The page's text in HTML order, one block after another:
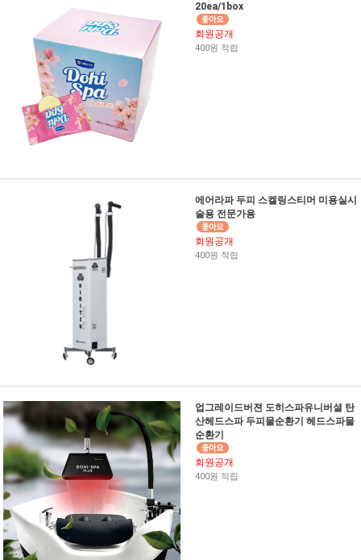
20ea/1box
회원공개
400원 적립
에어라파 두피 스켈링스티머 미용실시
술용 전문가용
회원공개
400원 적립
업그레이드버젼 도히스파유니버셜 탄
산헤드스파 두피물순환기 헤드스파물
순환기
회원공개
400원 적립